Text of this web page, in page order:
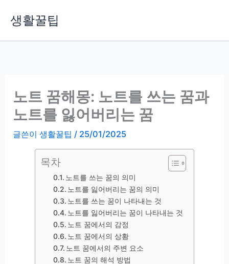
생활꿀팁
노트 꿈해몽: 노트를 쓰는 꿈과
노트를 잃어버리는 꿈
글쓴이생활꿀팁 / 25/01/2025
목차
노트를 쓰는 꿈의 의미
노트를 잃어버리는 꿈의 의미
노트를 쓰는 꿈이 나타내는 것
노트를 잃어버리는 꿈이 나타내는 것
노트 꿈에서의 감정
노트 꿈에서의 상황
노트 꿈에서의 주변 요소
노트 꿈의 해석 방법